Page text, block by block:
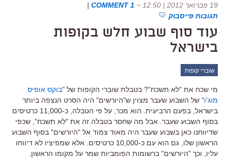
19 פברואר 2012 | 12:50 ~
1 COMMENT
|
תגובות פייסבוק
עוד סוף שבוע חלש בקופות
בישראל
שוברי קופות
מי שכח את "לא תשכח"? בטבלת שוברי הקופות של "בוקס אופיס
מוג'ו" של השבוע שעבר מצוין ש"היורשים" היה הסרט הנצפה ביותר
בישראל, בפעם הרביעית. הוא מכר, על פי הטבלה, כ-11,000 כרטיסים
בסוף השבוע שעבר. אבל מה שחסר בטבלה זה את "לא תשכח", שכפי
שדיווחנו כאן בשבוע שעבר היה מאוד צמוד אל "היורשים" בסוף השבוע
הראשון שלו, גם הוא עם כ-10,000 כרטיסים. אלא שמפיציו לא דיווחו
עליו, וכך "היורשים" ברשומות הפומביות שמר על מקומו הראשון.